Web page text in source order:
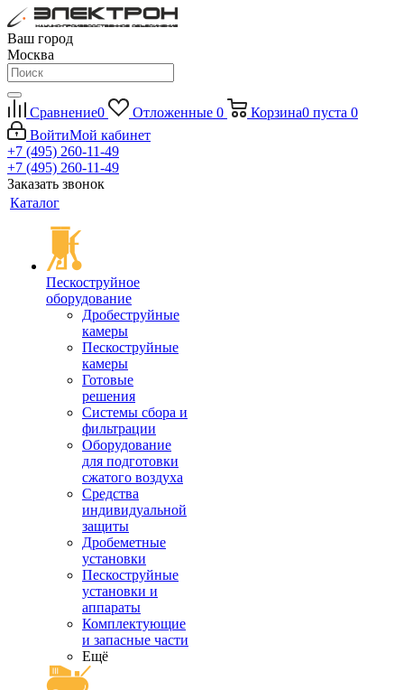
Ваш город
Москва
Сравнение0 Отложенные 0 Корзина0 пуста 0
ВойтиМой кабинет
+7 (495) 260-11-49
+7 (495) 260-11-49
Заказать звонок
Каталог
Пескоструйное
оборудование
Дробеструйные
камеры
Пескоструйные
камеры
Готовые
решения
Системы сбора и
фильтрации
Оборудование
для подготовки
сжатого воздуха
Средства
индивидуальной
защиты
Дробеметные
установки
Пескоструйные
установки и
аппараты
Комплектующие
и запасные части
Ещё